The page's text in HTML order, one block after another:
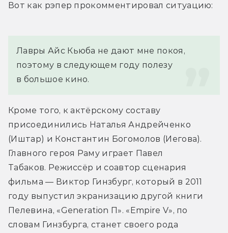
Вот как рэпер прокомментировал ситуацию:
Лавры Айс Кьюба не дают мне покоя,
поэтому в следующем году полезу
в большое кино.
Кроме того, к актёрскому составу
присоединились Наталья Андрейченко
(Иштар) и Константин Богомолов (Иегова).
Главного героя Раму играет Павел
Табаков. Режиссёр и соавтор сценария
фильма — Виктор Гинзбург, который в 2011
году выпустил экранизацию другой книги
Пелевина, «Generation П». «Empire V», по
словам Гинзбурга, станет своего рода